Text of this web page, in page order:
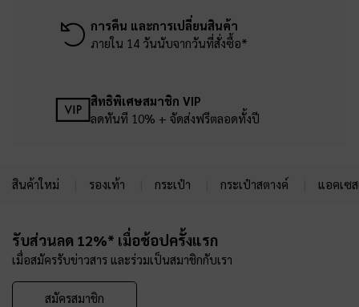
การคืน และการเปลี่ยนสินค้า
ภายใน 14 วันนับจากวันที่สั่งซื้อ*
สิทธิพิเศษสมาชิก VIP
ลดทันที 10% + จัดส่งฟรีตลอดทั้งปี
สินค้าใหม่ รองเท้า กระเป๋า กระเป๋าสตางค์ แอคเซ
รับส่วนลด 12%* เมื่อช้อปครั้งแรก
เมื่อสมัครรับข่าวสาร และร่วมเป็นสมาชิกกับเรา
สมัครสมาชิก